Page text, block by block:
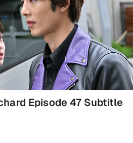
Episode 47 Subtitle